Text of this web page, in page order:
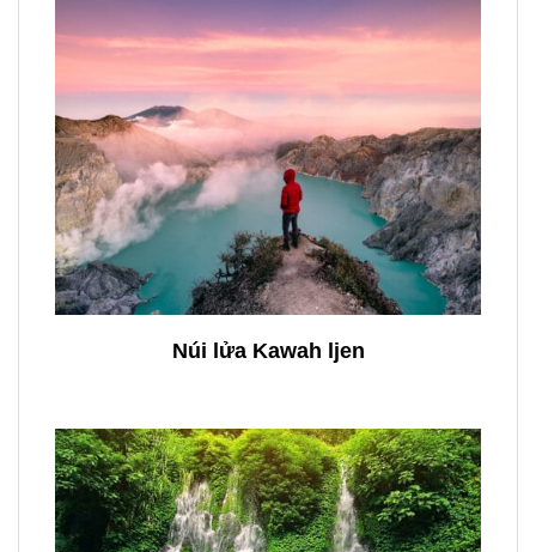
Núi lửa Kawah ljen